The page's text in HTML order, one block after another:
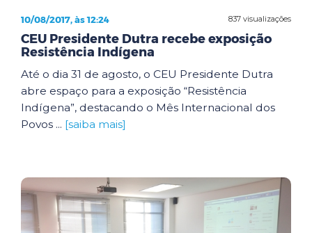
837 visualizações
10/08/2017, às 12:24
CEU Presidente Dutra recebe exposição
Resistência Indígena
Até o dia 31 de agosto, o CEU Presidente Dutra
abre espaço para a exposição “Resistência
Indígena”, destacando o Mês Internacional dos
Povos ... [saiba mais]